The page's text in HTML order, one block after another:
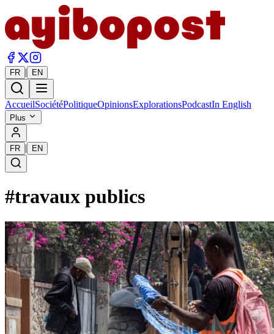
FR | EN
AccueilSociétéPolitiqueOpinionsExplorationsPodcastIn English
Plus
FR | EN
#travaux publics